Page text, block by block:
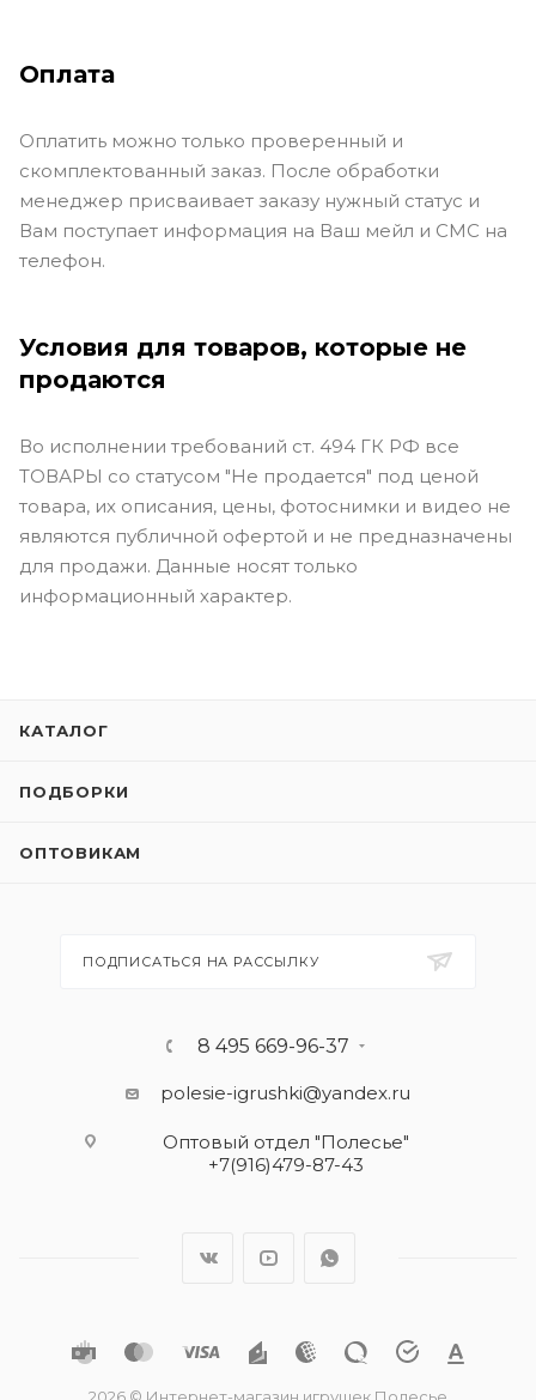
Оплата
Оплатить можно только проверенный и
скомплектованный заказ. После обработки
менеджер присваивает заказу нужный статус и
Вам поступает информация на Ваш мейл и СМС на
телефон.
Условия для товаров, которые не
продаются
Во исполнении требований ст. 494 ГК РФ все
ТОВАРЫ со статусом "Не продается" под ценой
товара, их описания, цены, фотоснимки и видео не
являются публичной офертой и не предназначены
для продажи. Данные носят только
информационный характер.
КАТАЛОГ
ПОДБОРКИ
ОПТОВИКАМ
ПОДПИСАТЬСЯ НА РАССЫЛКУ
8 495 669-96-37
polesie-igrushki@yandex.ru
Оптовый отдел "Полесье"
+7(916)479-87-43